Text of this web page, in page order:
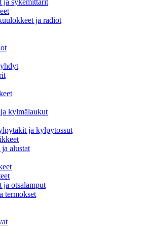
ja sykemittarit
ja radiot
kylmälaukut
ja kylpytossut
alustat
ja otsalamput
termokset